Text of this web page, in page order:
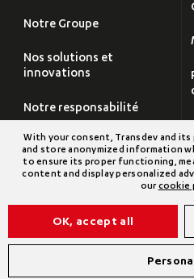
Notre Groupe
Nos solutions et
innovations
Notre responsabilité
Carrières
Salle de Presse
©2026 Transdev
With your consent, Transdev and
and store anonymized information
to ensure its proper functioning,
content and display personalized
ourcookie
OK, accept all